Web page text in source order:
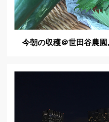
今朝の収穫＠世田谷農園